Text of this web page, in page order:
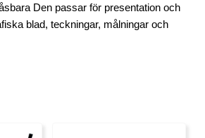
Den passar för presentation och
blad, teckningar, målningar och